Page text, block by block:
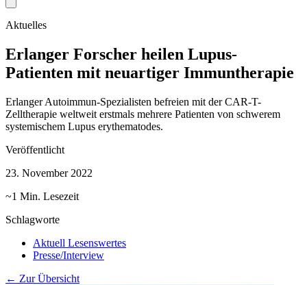
Aktuelles
Erlanger Forscher heilen Lupus-
Patienten mit neuartiger Immuntherapie
Erlanger Autoimmun-Spezialisten befreien mit der CAR-T-
Zelltherapie weltweit erstmals mehrere Patienten von schwerem
systemischem Lupus erythematodes.
Veröffentlicht
23. November 2022
~1 Min. Lesezeit
Schlagworte
Aktuell Lesenswertes
Presse/Interview
← Zur Übersicht